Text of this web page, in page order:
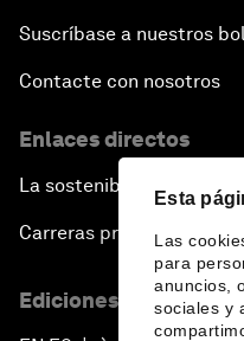
Esta
Las
para
anuncios,
sociales y
Suscríbase a nuestros
Contacte con nosotros
Enlaces directos
La sostenibilidad en el
Carreras profesionales
Ediciones en otros